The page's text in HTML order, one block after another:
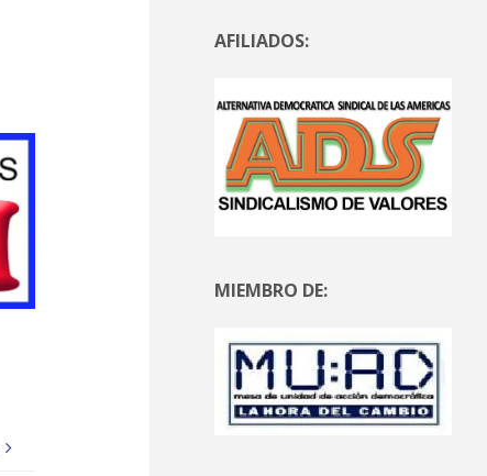
AFILIADOS:
MIEMBRO DE: